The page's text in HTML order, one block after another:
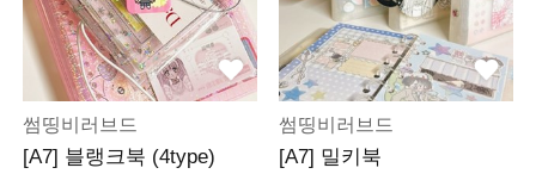
썸띵비러브드
[A7] 블랭크북 (4type)
썸띵비러브드
[A7] 밀키북